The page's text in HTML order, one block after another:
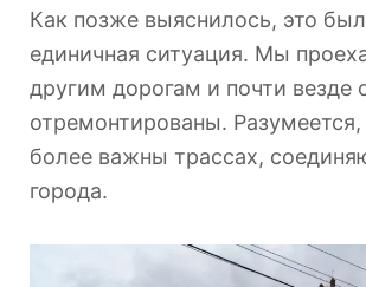
Как позже выяснилось, это
единичная ситуация. Мы
другим дорогам и почти везде
отремонтированы.
более важны трассах,
города.